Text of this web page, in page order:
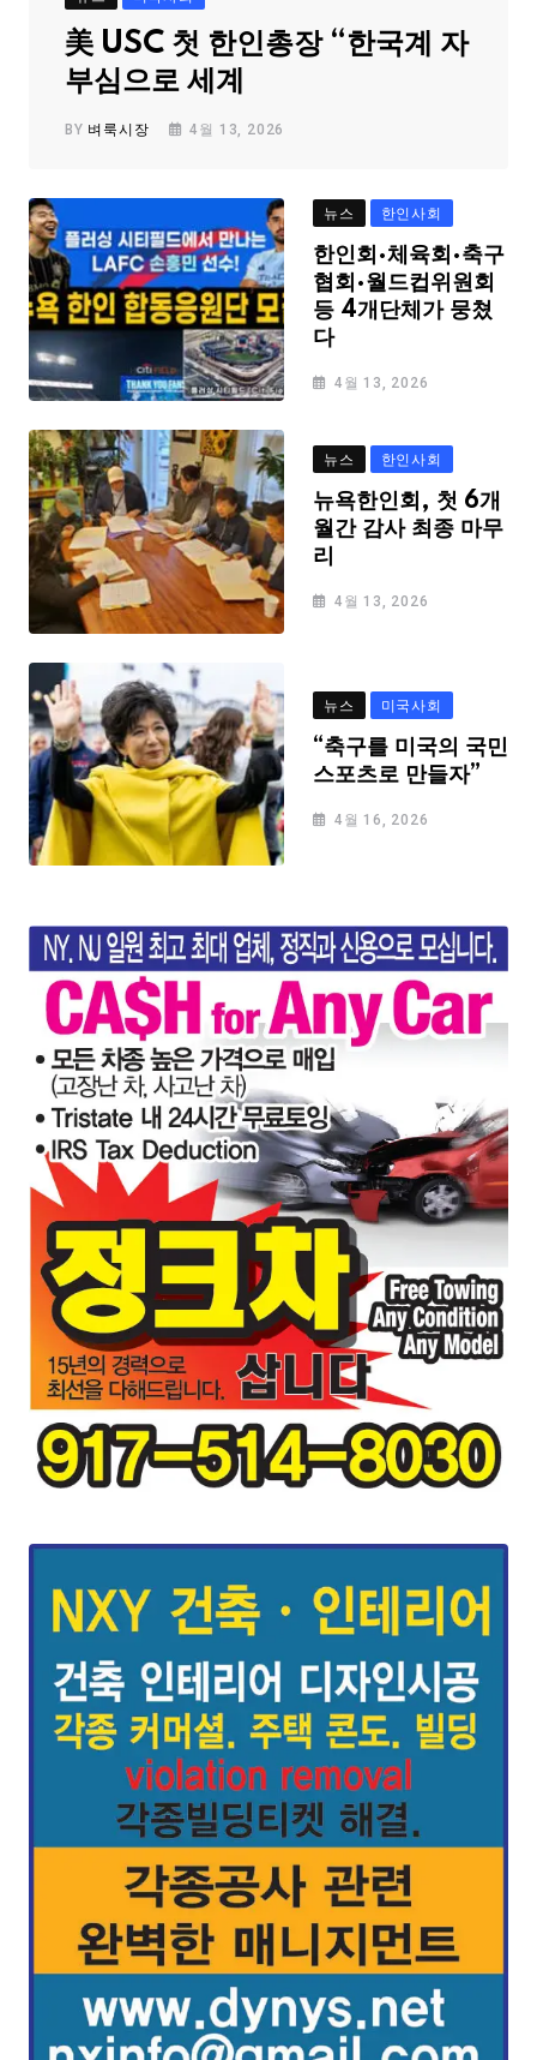
美 USC 첫 한인총장 “한국계 자
부심으로 세계
BY 벼룩시장 4월 13, 2026
뉴스 한인사회
한인회·체육회·축구
협회·월드컵위원회
등 4개단체가 뭉쳤
다
4월 13, 2026
뉴스 한인사회
뉴욕한인회, 첫 6개
월간 감사 최종 마무
리
4월 13, 2026
뉴스 미국사회
“축구를 미국의 국민
스포츠로 만들자”
4월 16, 2026